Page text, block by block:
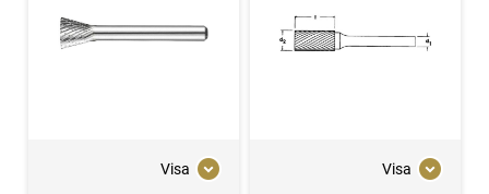
Visa Visa